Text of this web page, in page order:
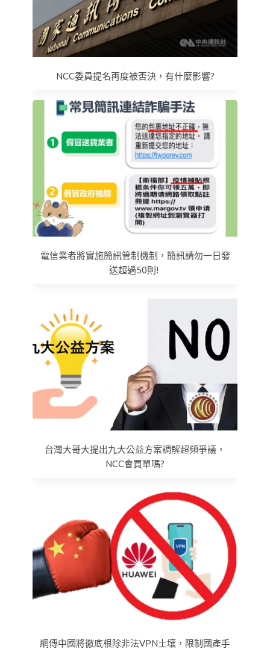
NCC委員提名再度被否決，有什麼影響?
電信業者將實施簡訊管制機制，簡訊請勿一日發
送超過50則!
台灣大哥大提出九大公益方案調解超頻爭議，
NCC會買單嗎?
網傳中國將徹底根除非法VPN土壤，限制國產手